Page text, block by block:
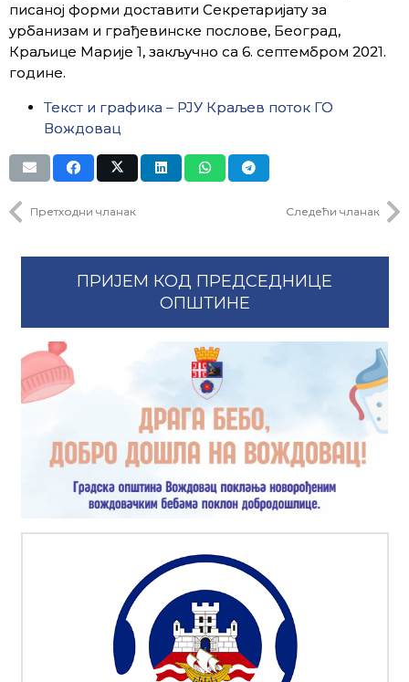
писаној форми доставити Секретаријату за
урбанизам и грађевинске послове, Београд,
Краљице Марије 1, закључно са 6. септембром 2021.
године.
Текст и графика – РЈУ Краљев поток ГО
Вождовац
Претходни чланак Следећи чланак
ПРИЈЕМ КОД ПРЕДСЕДНИЦЕ
ОПШТИНЕ